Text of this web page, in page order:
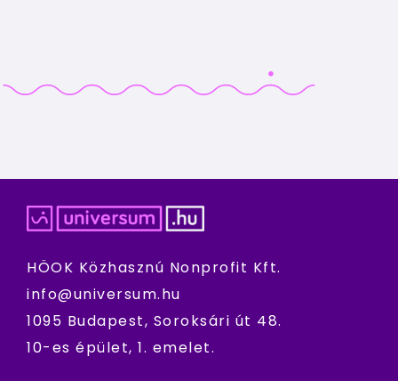
HÖOK Közhasznú Nonprofit Kft.
info@universum.hu
1095 Budapest, Soroksári út 48.
10-es épület, 1. emelet.